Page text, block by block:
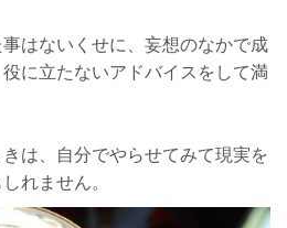
はないくせに、妄想のなかで成
に立たないアドバイスをして満
は、自分でやらせてみて現実を
れません。